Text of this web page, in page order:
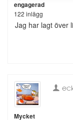
engagerad
122 inlägg
Jag har lagt över
Mycket